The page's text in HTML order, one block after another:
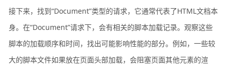
接下来，找到“Document”类型的请求，它通常代表了HTML文档本
身。在“Document”请求下，会有相关的脚本加载记录。观察这些
脚本的加载顺序和时间，找出可能影响性能的部分。例如，一些较
大的脚本文件如果放在页面头部加载，会阻塞页面其他元素的渲